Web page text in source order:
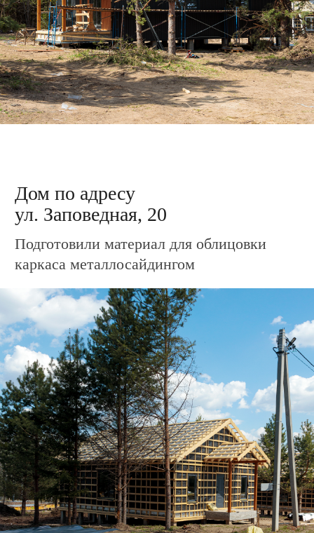
Ведём возведение каркаса
Дом по адресу
ул. Зелёная, 9
Завершили возведение каркаса
Дом по адресу
ул. Зелёная, 11